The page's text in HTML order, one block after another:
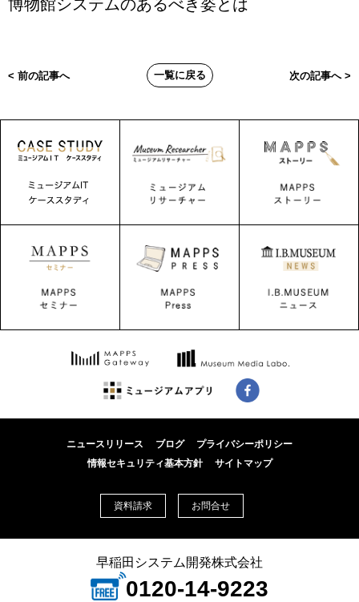
博物館システムのあるべき姿とは
< 前の記事へ 一覧に戻る 次の記事へ >
ニュースリリース ブログ
プライバシーポリシー
情報セキュリティ基本方針
サイトマップ
資料請求 お問合せ
早稲田システム開発株式会社
0120-14-9223